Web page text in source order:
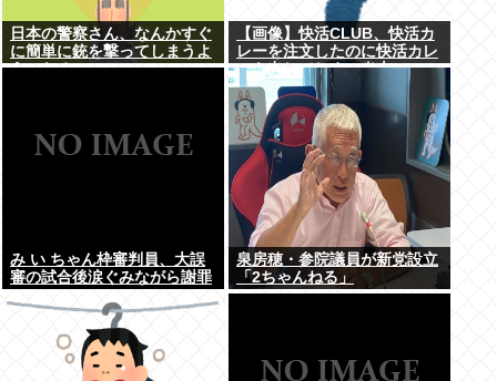
日本の警察さん、なんかすぐ
に簡単に銃を撃ってしまうよ
うになる…
【画像】快活CLUB、快活カ
レーを注文したのに快活カレ
ーを出してしまい炎上ｗｗｗ
み い ちゃん枠審判員、大誤
審の試合後涙ぐみながら謝罪
泉房穂・参院議員が新党設立
「2ちゃんねる」